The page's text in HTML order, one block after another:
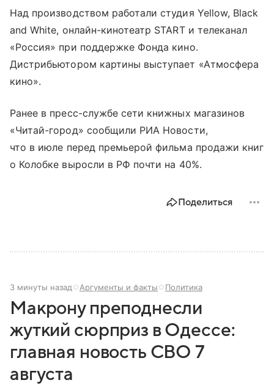
Над производством работали студия Yellow, Black
and White, онлайн-кинотеатр START и телеканал
«Россия» при поддержке Фонда кино.
Дистрибьютором картины выступает «Атмосфера
кино».
Ранее в пресс-службе сети книжных магазинов
«Читай-город» сообщили РИА Новости,
что в июле перед премьерой фильма продажи книг
о Колобке выросли в РФ почти на 40%.
Поделиться
3 минуты назад Аргументы и факты Политика
Макрону преподнесли
жуткий сюрприз в Одессе:
главная новость СВО 7
августа